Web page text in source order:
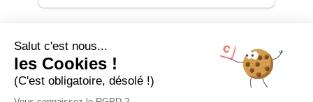
Salut c'est nous...
les Cookies !
(C'est obligatoire, désolé !)